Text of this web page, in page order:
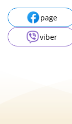
page
viber